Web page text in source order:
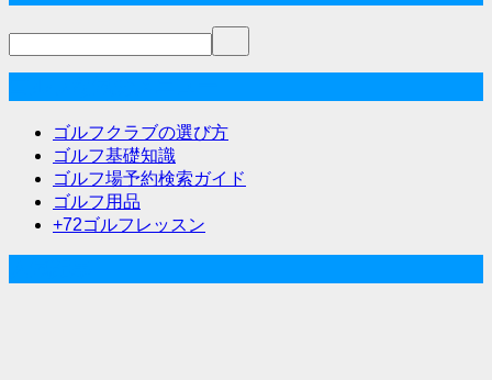
ビ
ゴルフクラブの選び方
ゴルフ基礎知識
ゴルフ場予約検索ガイド
ゴルフ用品
+72ゴルフレッスン